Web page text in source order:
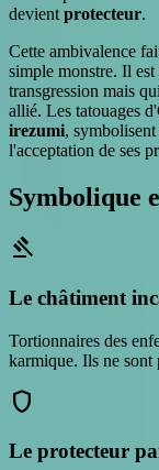
devient protecteur.
Cette ambivalence
simple monstre. Il est
transgression mais
allié. Les tatouages
irezumi,
l'acceptation de ses
Symbolique
gavel
Le châtiment
Tortionnaires des
karmique. Ils ne
shield
Le protecteur